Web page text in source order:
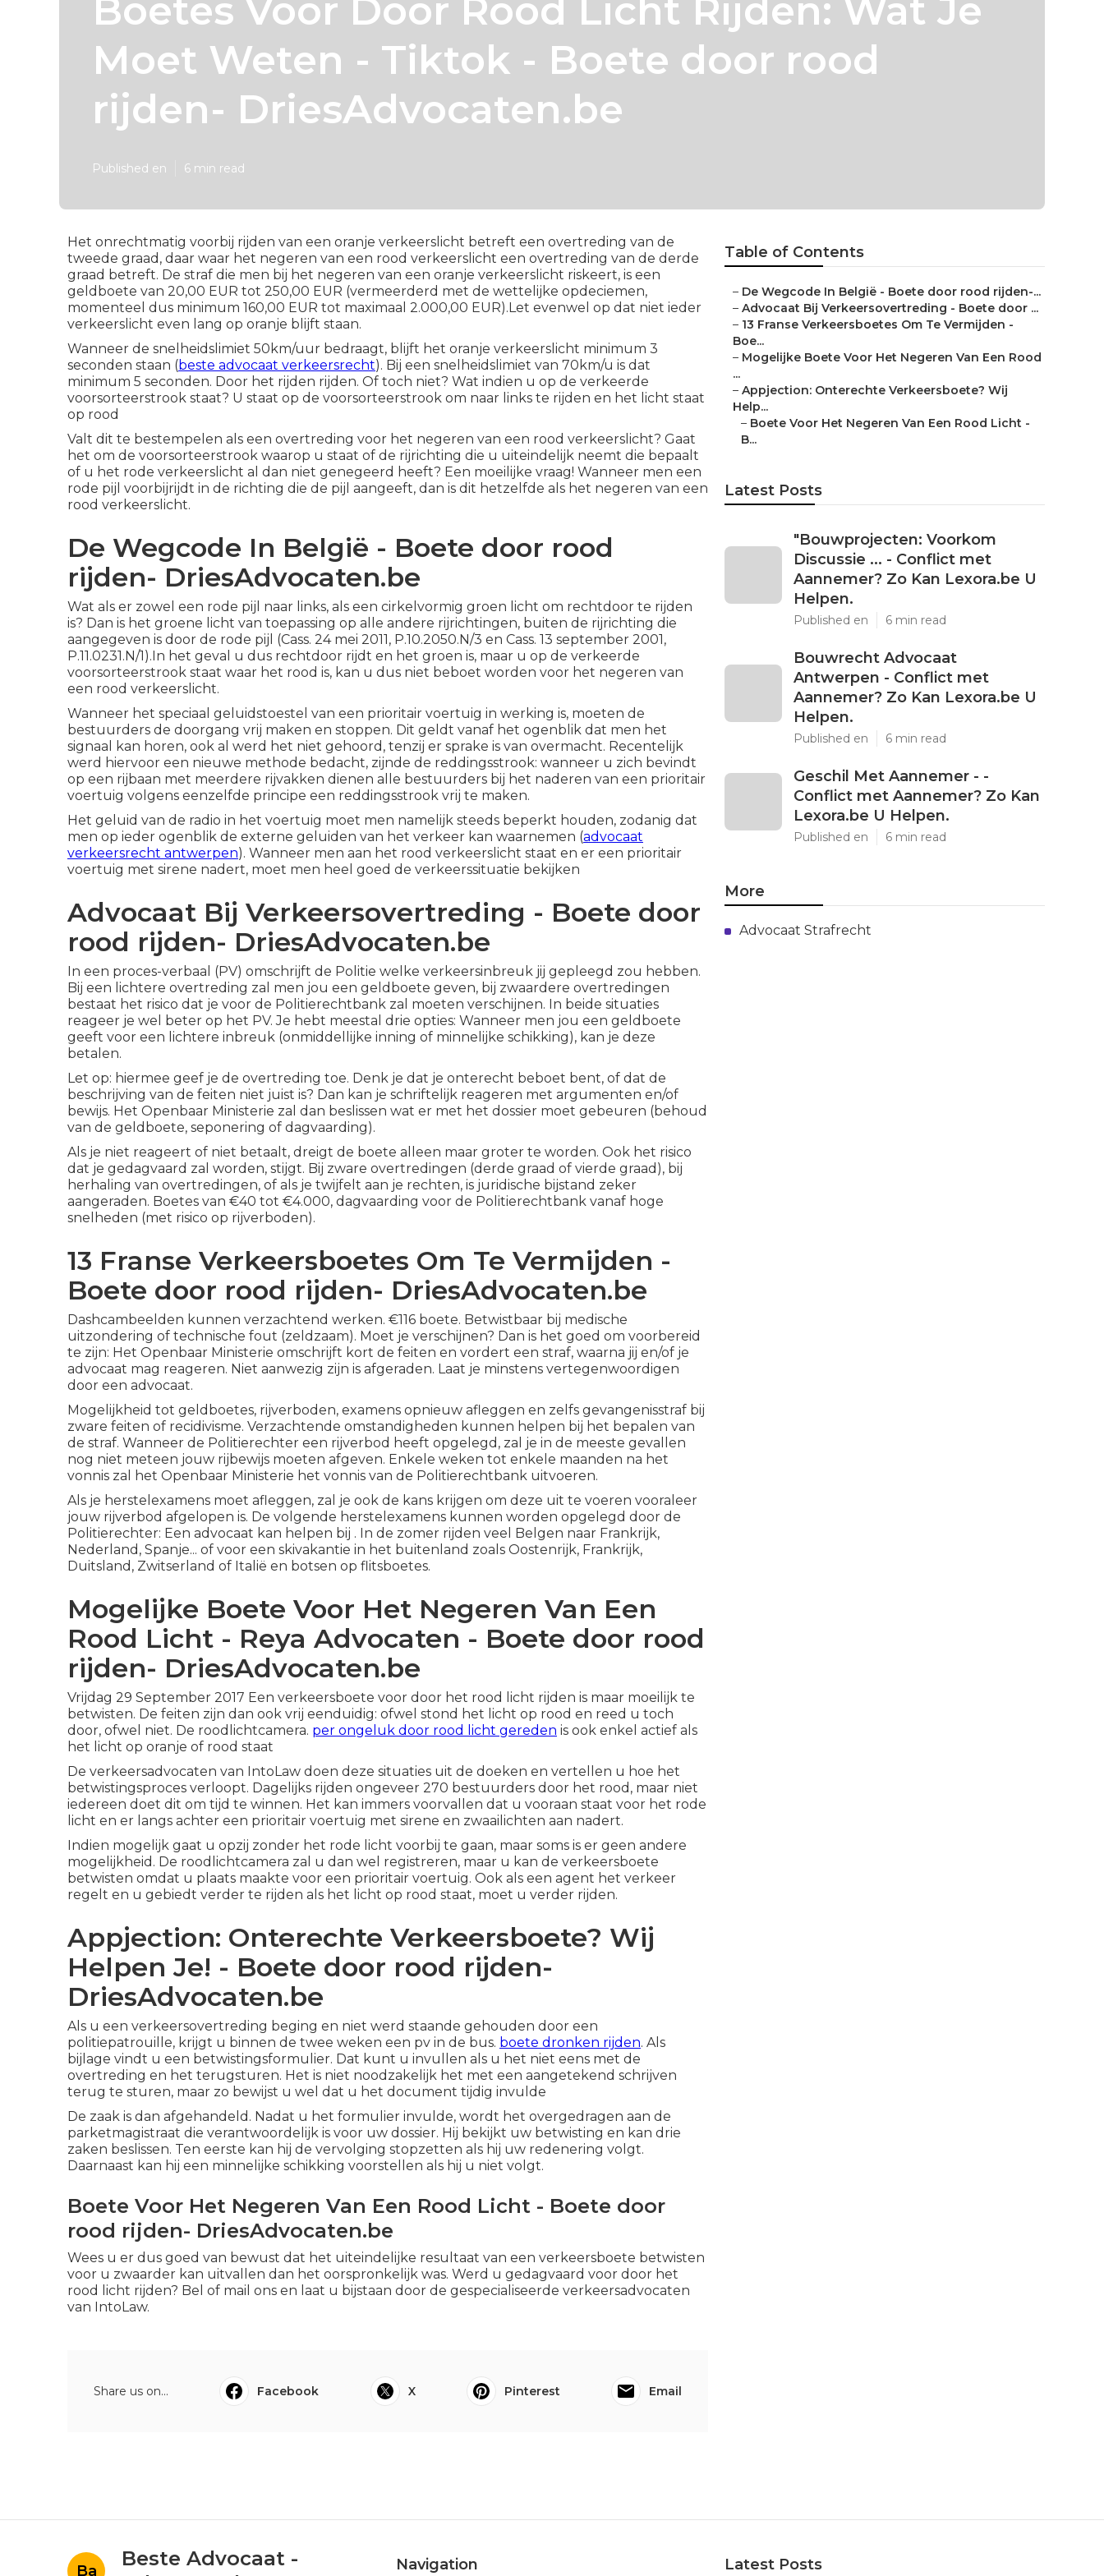
Boetes Voor Door Rood Licht Rijden: Wat Je
Moet Weten - Tiktok - Boete door rood
rijden- DriesAdvocaten.be
Published en 6 min read
Het onrechtmatig voorbij rijden van een oranje verkeerslicht betreft een overtreding van de
tweede graad, daar waar het negeren van een rood verkeerslicht een overtreding van de derde
graad betreft. De straf die men bij het negeren van een oranje verkeerslicht riskeert, is een
geldboete van 20,00 EUR tot 250,00 EUR (vermeerderd met de wettelijke opdeciemen,
momenteel dus minimum 160,00 EUR tot maximaal 2.000,00 EUR).Let evenwel op dat niet ieder
verkeerslicht even lang op oranje blijft staan.
Wanneer de snelheidslimiet 50km/uur bedraagt, blijft het oranje verkeerslicht minimum 3
seconden staan (beste advocaat verkeersrecht). Bij een snelheidslimiet van 70km/u is dat
minimum 5 seconden. Door het rijden rijden. Of toch niet? Wat indien u op de verkeerde
voorsorteerstrook staat? U staat op de voorsorteerstrook om naar links te rijden en het licht staat
op rood
Valt dit te bestempelen als een overtreding voor het negeren van een rood verkeerslicht? Gaat
het om de voorsorteerstrook waarop u staat of de rijrichting die u uiteindelijk neemt die bepaalt
of u het rode verkeerslicht al dan niet genegeerd heeft? Een moeilijke vraag! Wanneer men een
rode pijl voorbijrijdt in de richting die de pijl aangeeft, dan is dit hetzelfde als het negeren van een
rood verkeerslicht.
De Wegcode In België - Boete door rood
rijden- DriesAdvocaten.be
Wat als er zowel een rode pijl naar links, als een cirkelvormig groen licht om rechtdoor te rijden
is? Dan is het groene licht van toepassing op alle andere rijrichtingen, buiten de rijrichting die
aangegeven is door de rode pijl (Cass. 24 mei 2011, P.10.2050.N/3 en Cass. 13 september 2001,
P.11.0231.N/1).In het geval u dus rechtdoor rijdt en het groen is, maar u op de verkeerde
voorsorteerstrook staat waar het rood is, kan u dus niet beboet worden voor het negeren van
een rood verkeerslicht.
Wanneer het speciaal geluidstoestel van een prioritair voertuig in werking is, moeten de
bestuurders de doorgang vrij maken en stoppen. Dit geldt vanaf het ogenblik dat men het
signaal kan horen, ook al werd het niet gehoord, tenzij er sprake is van overmacht. Recentelijk
werd hiervoor een nieuwe methode bedacht, zijnde de reddingsstrook: wanneer u zich bevindt
op een rijbaan met meerdere rijvakken dienen alle bestuurders bij het naderen van een prioritair
voertuig volgens eenzelfde principe een reddingsstrook vrij te maken.
Het geluid van de radio in het voertuig moet men namelijk steeds beperkt houden, zodanig dat
men op ieder ogenblik de externe geluiden van het verkeer kan waarnemen (advocaat
verkeersrecht antwerpen). Wanneer men aan het rood verkeerslicht staat en er een prioritair
voertuig met sirene nadert, moet men heel goed de verkeerssituatie bekijken
Advocaat Bij Verkeersovertreding - Boete door
rood rijden- DriesAdvocaten.be
In een proces-verbaal (PV) omschrijft de Politie welke verkeersinbreuk jij gepleegd zou hebben.
Bij een lichtere overtreding zal men jou een geldboete geven, bij zwaardere overtredingen
bestaat het risico dat je voor de Politierechtbank zal moeten verschijnen. In beide situaties
reageer je wel beter op het PV. Je hebt meestal drie opties: Wanneer men jou een geldboete
geeft voor een lichtere inbreuk (onmiddellijke inning of minnelijke schikking), kan je deze
betalen.
Let op: hiermee geef je de overtreding toe. Denk je dat je onterecht beboet bent, of dat de
beschrijving van de feiten niet juist is? Dan kan je schriftelijk reageren met argumenten en/of
bewijs. Het Openbaar Ministerie zal dan beslissen wat er met het dossier moet gebeuren (behoud
van de geldboete, seponering of dagvaarding).
Als je niet reageert of niet betaalt, dreigt de boete alleen maar groter te worden. Ook het risico
dat je gedagvaard zal worden, stijgt. Bij zware overtredingen (derde graad of vierde graad), bij
herhaling van overtredingen, of als je twijfelt aan je rechten, is juridische bijstand zeker
aangeraden. Boetes van €40 tot €4.000, dagvaarding voor de Politierechtbank vanaf hoge
snelheden (met risico op rijverboden).
13 Franse Verkeersboetes Om Te Vermijden -
Boete door rood rijden- DriesAdvocaten.be
Dashcambeelden kunnen verzachtend werken. €116 boete. Betwistbaar bij medische
uitzondering of technische fout (zeldzaam). Moet je verschijnen? Dan is het goed om voorbereid
te zijn: Het Openbaar Ministerie omschrijft kort de feiten en vordert een straf, waarna jij en/of je
advocaat mag reageren. Niet aanwezig zijn is afgeraden. Laat je minstens vertegenwoordigen
door een advocaat.
Mogelijkheid tot geldboetes, rijverboden, examens opnieuw afleggen en zelfs gevangenisstraf bij
zware feiten of recidivisme. Verzachtende omstandigheden kunnen helpen bij het bepalen van
de straf. Wanneer de Politierechter een rijverbod heeft opgelegd, zal je in de meeste gevallen
nog niet meteen jouw rijbewijs moeten afgeven. Enkele weken tot enkele maanden na het
vonnis zal het Openbaar Ministerie het vonnis van de Politierechtbank uitvoeren.
Als je herstelexamens moet afleggen, zal je ook de kans krijgen om deze uit te voeren vooraleer
jouw rijverbod afgelopen is. De volgende herstelexamens kunnen worden opgelegd door de
Politierechter: Een advocaat kan helpen bij . In de zomer rijden veel Belgen naar Frankrijk,
Nederland, Spanje... of voor een skivakantie in het buitenland zoals Oostenrijk, Frankrijk,
Duitsland, Zwitserland of Italië en botsen op flitsboetes.
Mogelijke Boete Voor Het Negeren Van Een
Rood Licht - Reya Advocaten - Boete door rood
rijden- DriesAdvocaten.be
Vrijdag 29 September 2017 Een verkeersboete voor door het rood licht rijden is maar moeilijk te
betwisten. De feiten zijn dan ook vrij eenduidig: ofwel stond het licht op rood en reed u toch
door, ofwel niet. De roodlichtcamera. per ongeluk door rood licht gereden is ook enkel actief als
het licht op oranje of rood staat
De verkeersadvocaten van IntoLaw doen deze situaties uit de doeken en vertellen u hoe het
betwistingsproces verloopt. Dagelijks rijden ongeveer 270 bestuurders door het rood, maar niet
iedereen doet dit om tijd te winnen. Het kan immers voorvallen dat u vooraan staat voor het rode
licht en er langs achter een prioritair voertuig met sirene en zwaailichten aan nadert.
Indien mogelijk gaat u opzij zonder het rode licht voorbij te gaan, maar soms is er geen andere
mogelijkheid. De roodlichtcamera zal u dan wel registreren, maar u kan de verkeersboete
betwisten omdat u plaats maakte voor een prioritair voertuig. Ook als een agent het verkeer
regelt en u gebiedt verder te rijden als het licht op rood staat, moet u verder rijden.
Appjection: Onterechte Verkeersboete? Wij
Helpen Je! - Boete door rood rijden-
DriesAdvocaten.be
Als u een verkeersovertreding beging en niet werd staande gehouden door een
politiepatrouille, krijgt u binnen de twee weken een pv in de bus. boete dronken rijden. Als
bijlage vindt u een betwistingsformulier. Dat kunt u invullen als u het niet eens met de
overtreding en het terugsturen. Het is niet noodzakelijk het met een aangetekend schrijven
terug te sturen, maar zo bewijst u wel dat u het document tijdig invulde
De zaak is dan afgehandeld. Nadat u het formulier invulde, wordt het overgedragen aan de
parketmagistraat die verantwoordelijk is voor uw dossier. Hij bekijkt uw betwisting en kan drie
zaken beslissen. Ten eerste kan hij de vervolging stopzetten als hij uw redenering volgt.
Daarnaast kan hij een minnelijke schikking voorstellen als hij u niet volgt.
Boete Voor Het Negeren Van Een Rood Licht - Boete door
rood rijden- DriesAdvocaten.be
Wees u er dus goed van bewust dat het uiteindelijke resultaat van een verkeersboete betwisten
voor u zwaarder kan uitvallen dan het oorspronkelijk was. Werd u gedagvaard voor door het
rood licht rijden? Bel of mail ons en laat u bijstaan door de gespecialiseerde verkeersadvocaten
van IntoLaw.
Share us on... Facebook X Pinterest Email
Table of Contents
– De Wegcode In België - Boete door rood rijden-...
– Advocaat Bij Verkeersovertreding - Boete door ...
– 13 Franse Verkeersboetes Om Te Vermijden -
Boe...
– Mogelijke Boete Voor Het Negeren Van Een Rood
...
– Appjection: Onterechte Verkeersboete? Wij
Help...
– Boete Voor Het Negeren Van Een Rood Licht -
B...
Latest Posts
"Bouwprojecten: Voorkom
Discussie ... - Conflict met
Aannemer? Zo Kan Lexora.be U
Helpen.
Published en 6 min read
Bouwrecht Advocaat
Antwerpen - Conflict met
Aannemer? Zo Kan Lexora.be U
Helpen.
Published en 6 min read
Geschil Met Aannemer - -
Conflict met Aannemer? Zo Kan
Lexora.be U Helpen.
Published en 6 min read
More
Advocaat Strafrecht
Ba
Beste Advocaat -
Navigation Latest Posts